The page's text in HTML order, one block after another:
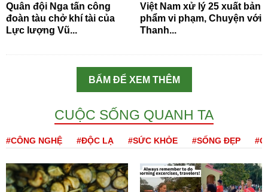
Quân đội Nga tấn công
đoàn tàu chở khí tài của
Lực lượng Vũ...
Việt Nam xử lý 25 xuất bản
phẩm vi phạm, Chuyện với
Thanh...
BẤM ĐỂ XEM THÊM
CUỘC SỐNG QUANH TA
#CÔNG NGHỆ #ĐỘC LẠ #SỨC KHỎE #SỐNG ĐẸP